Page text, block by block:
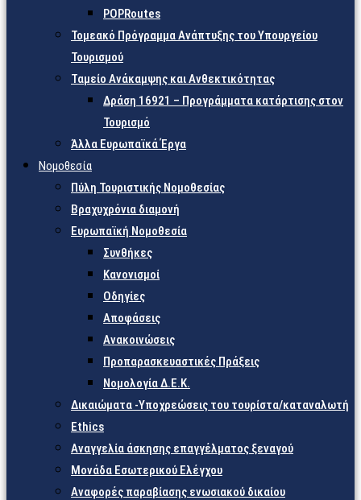
POPRoutes
Τομεακό Πρόγραμμα Ανάπτυξης του Υπουργείου
Τουρισμού
Ταμείο Ανάκαμψης και Ανθεκτικότητας
Δράση 16921 – Προγράμματα κατάρτισης στον
Τουρισμό
Άλλα Ευρωπαϊκά Έργα
Νομοθεσία
Πύλη Τουριστικής Νομοθεσίας
Βραχυχρόνια διαμονή
Ευρωπαϊκή Νομοθεσία
Συνθήκες
Κανονισμοί
Οδηγίες
Αποφάσεις
Ανακοινώσεις
Προπαρασκευαστικές Πράξεις
Νομολογία Δ.Ε.Κ.
Δικαιώματα -Υποχρεώσεις του τουρίστα/καταναλωτή
Ethics
Αναγγελία άσκησης επαγγέλματος ξεναγού
Μονάδα Εσωτερικού Ελέγχου
Αναφορές παραβίασης ενωσιακού δικαίου